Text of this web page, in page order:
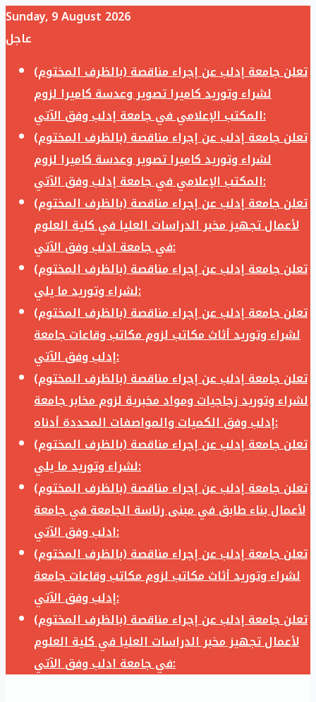
Sunday, 9 August 2026
عاجل
تعلن جامعة إدلب عن إجراء مناقصة (بالظرف المختوم)
لشراء وتوريد كاميرا تصوير وعدسة كاميرا لزوم
المكتب الإعلامي في جامعة إدلب وفق الآتي:
تعلن جامعة إدلب عن إجراء مناقصة (بالظرف المختوم)
لشراء وتوريد كاميرا تصوير وعدسة كاميرا لزوم
المكتب الإعلامي في جامعة إدلب وفق الآتي:
تعلن جامعة إدلب عن إجراء مناقصة (بالظرف المختوم)
لأعمال تجهيز مخبر الدراسات العليا في كلية العلوم
في جامعة ادلب وفق الآتي:
تعلن جامعة إدلب عن إجراء مناقصة (بالظرف المختوم)
لشراء وتوريد ما يلي:
تعلن جامعة إدلب عن إجراء مناقصة (بالظرف المختوم)
لشراء وتوريد أثاث مكاتب لزوم مكاتب وقاعات جامعة
إدلب وفق الآتي:
تعلن جامعة إدلب عن إجراء مناقصة (بالظرف المختوم)
لشراء وتوريد زجاجيات ومواد مخبرية لزوم مخابر جامعة
إدلب وفق الكميات والمواصفات المحددة أدناه:
تعلن جامعة إدلب عن إجراء مناقصة (بالظرف المختوم)
لشراء وتوريد ما يلي:
تعلن جامعة إدلب عن إجراء مناقصة (بالظرف المختوم)
لأعمال بناء طابق في مبنى رئاسة الجامعة في جامعة
ادلب وفق الآتي:
تعلن جامعة إدلب عن إجراء مناقصة (بالظرف المختوم)
لشراء وتوريد أثاث مكاتب لزوم مكاتب وقاعات جامعة
إدلب وفق الآتي:
تعلن جامعة إدلب عن إجراء مناقصة (بالظرف المختوم)
لأعمال تجهيز مخبر الدراسات العليا في كلية العلوم
في جامعة ادلب وفق الآتي: